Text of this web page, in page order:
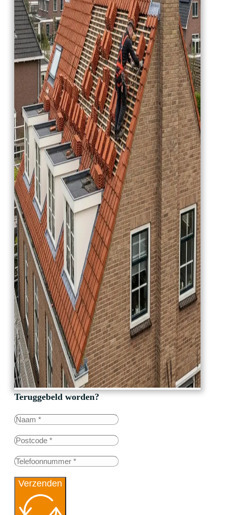
Teruggebeld worden?
Verzenden